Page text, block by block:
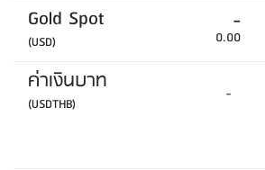
Gold Spot
(USD)
-
0.00
ค่าเงินบาท
(USDTHB) -